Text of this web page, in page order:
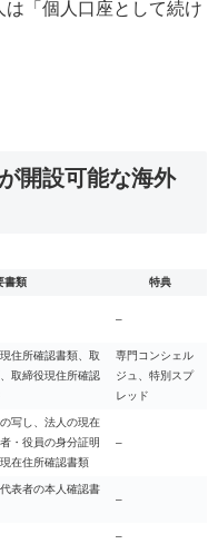
「個人口座として続け
開設可能な海外
書類 特典
–
住所確認書類、取
取締役現住所確認
専門コンシェル
ジュ、特別スプ
レッド
写し、法人の現在
・役員の身分証明
在住所確認書類
–
表者の本人確認書
–
–